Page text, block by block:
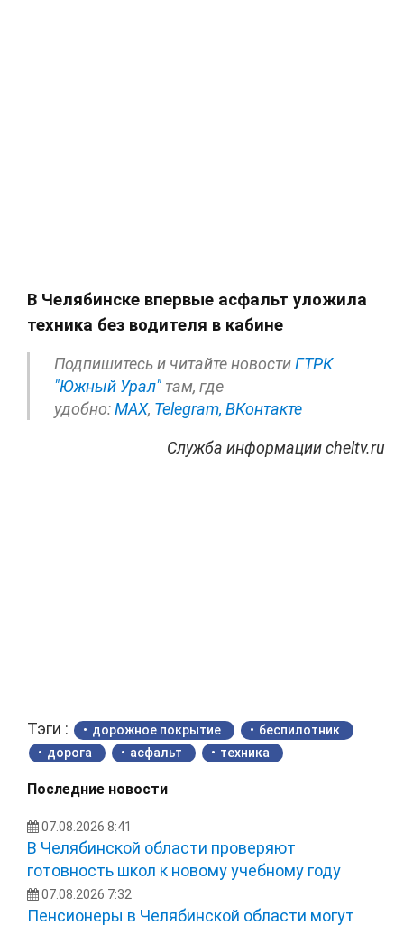
В Челябинске впервые асфальт уложила
техника без водителя в кабине
Подпишитесь и читайте новостиГТРК
"Южный Урал" там, где
удобно:МАХ, Telegram, ВКонтакте
Служба информации cheltv.ru
Тэги : дорожное покрытие
беспилотник
дорога
асфальт техника
Последние новости
07.08.2026 8:41
В Челябинской области проверяют
готовность школ к новому учебному году
07.08.2026 7:32
Пенсионеры в Челябинской области могут